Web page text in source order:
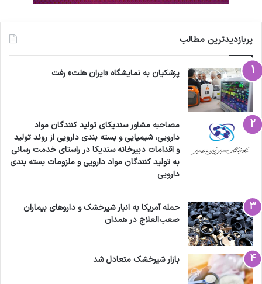
پربازدیدترین مطالب
پزشکیان به نمایشگاه «ایران هلث» رفت
مصاحبه مشاور سندیکای تولید کنندگان مواد
دارویی، شیمیایی و بسته بندی دارویی از روند تولید
و اقدامات دبیرخانه سندیکا در راستای خدمت رسانی
به تولید کنندگان مواد دارویی و ملزومات بسته بندی
دارویی
حمله آمریکا به انبار شیرخشک و داروهای بیماران
صعب‌العلاج در همدان
بازار شیرخشک متعادل شد